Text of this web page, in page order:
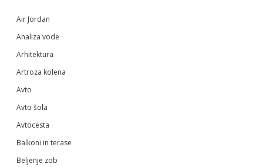
Air Jordan
Analiza vode
Arhitektura
Artroza kolena
Avto
Avto šola
Avtocesta
Balkoni in terase
Beljenje zob